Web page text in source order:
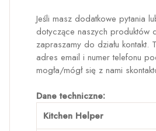
Jeśli masz dodatkowe pytania
dotyczące naszych produktów
zapraszamy do działu kontakt.
adres email i numer telefonu
mogła/mógł się z nami
Dane techniczne:
Kitchen Helper